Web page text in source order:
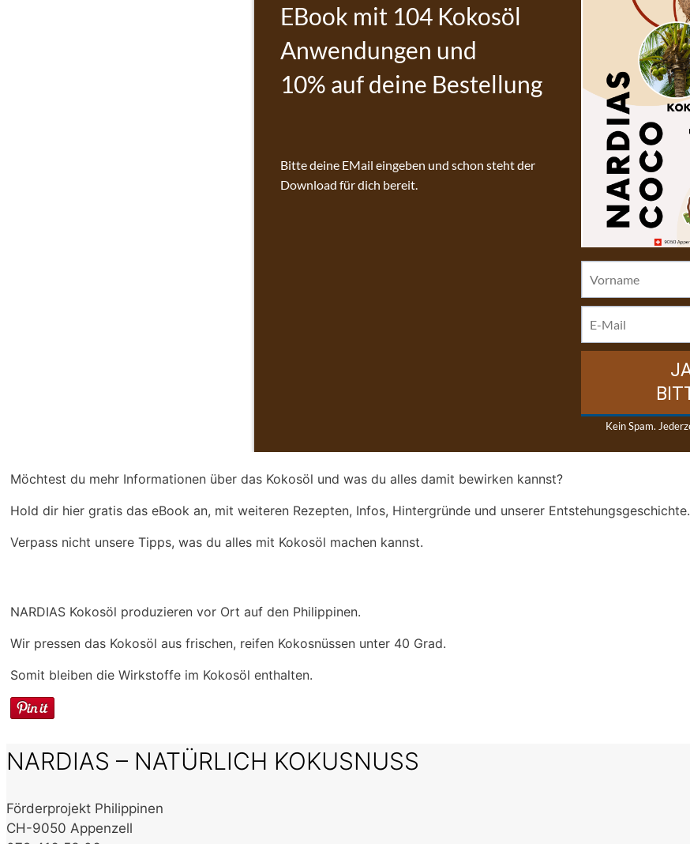
Möchtest du mehr Informationen über das Kokosöl und was du alles damit bewirken kannst?
Hold dir hier gratis das eBook an, mit weiteren Rezepten, Infos, Hintergründe und unserer Entstehungsgeschichte.
Verpass nicht unsere Tipps, was du alles mit Kokosöl machen kannst.
NARDIAS Kokosöl produzieren vor Ort auf den Philippinen.
Wir pressen das Kokosöl aus frischen, reifen Kokosnüssen unter 40 Grad.
Somit bleiben die Wirkstoffe im Kokosöl enthalten.
NARDIAS – NATÜRLICH KOKUSNUSS
Förderprojekt Philippinen
CH-9050 Appenzell